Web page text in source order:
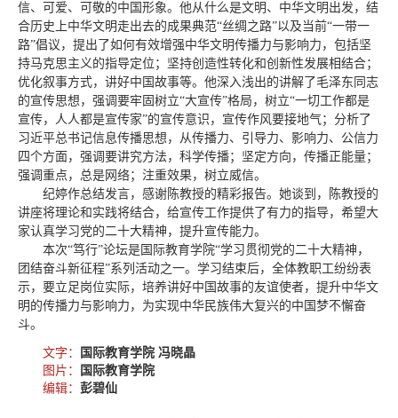
信、可爱、可敬的中国形象。他从什么是文明、中华文明出发，结
合历史上中华文明走出去的成果典范“丝绸之路”以及当前“一带一
路”倡议，提出了如何有效增强中华文明传播力与影响力，包括坚
持马克思主义的指导定位；坚持创造性转化和创新性发展相结合；
优化叙事方式，讲好中国故事等。他深入浅出的讲解了毛泽东同志
的宣传思想，强调要牢固树立“大宣传”格局，树立“一切工作都是
宣传，人人都是宣传家”的宣传意识，宣传作风要接地气；分析了
习近平总书记信息传播思想，从传播力、引导力、影响力、公信力
四个方面，强调要讲究方法，科学传播；坚定方向，传播正能量；
强调重点，总是网络；注重效果，树立威信。
纪婷作总结发言，感谢陈教授的精彩报告。她谈到，陈教授的
讲座将理论和实践将结合，给宣传工作提供了有力的指导，希望大
家认真学习党的二十大精神，提升宣传能力。
本次“笃行”论坛是国际教育学院“学习贯彻党的二十大精神，
团结奋斗新征程”系列活动之一。学习结束后，全体教职工纷纷表
示，要立足岗位实际，培养讲好中国故事的友谊使者，提升中华文
明的传播力与影响力，为实现中华民族伟大复兴的中国梦不懈奋
斗。
文字：
国际教育学院 冯晓晶
图片：
国际教育学院
编辑： 彭碧仙